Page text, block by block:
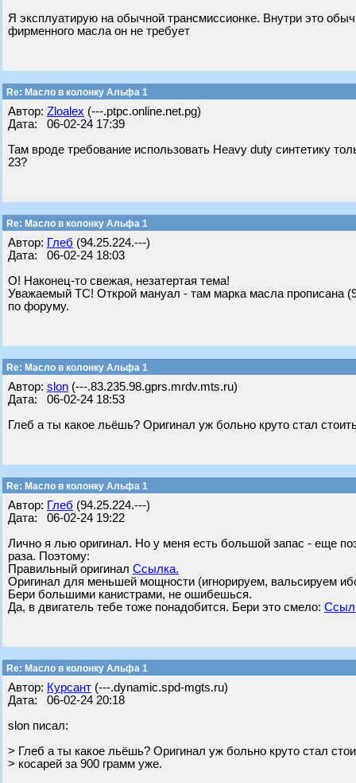
Я эксплуатирую на обычной трансмиссионке. Внутри это
фирменного масла он не требует
Re: Масло в колонку Альфа 1
Автор: Zloalex (---.ptpc.online.net.pg)
Дата: 06-02-24 17:39
Там вроде требование использовать Heavy duty синтетику
23?
Re: Масло в колонку Альфа 1
Автор: Глеб (94.25.224.---)
Дата: 06-02-24 18:03
О! Наконец-то свежая, незатертая тема!
Уважаемый ТС! Открой мануал - там марка масла прописана
по форуму.
Re: Масло в колонку Альфа 1
Автор: slon (---.83.235.98.gprs.mrdv.mts.ru)
Дата: 06-02-24 18:53
Глеб а ты какое льёшь? Оригинал уж больно круто стал
Re: Масло в колонку Альфа 1
Автор: Глеб (94.25.224.---)
Дата: 06-02-24 19:22
Лично я лью оригинал. Но у меня есть большой запас - еще
раза. Поэтому:
Правильный оригинал Ссылка.
Оригинал для меньшей мощности (игнорируем, вальсируем
Бери большими канистрами, не ошибешься.
Да, в двигатель тебе тоже понадобится. Бери это смело:
Re: Масло в колонку Альфа 1
Автор: Курсант (---.dynamic.spd-mgts.ru)
Дата: 06-02-24 20:18
slon писал:
> Глеб а ты какое льёшь? Оригинал уж больно круто стал
> косарей за 900 грамм уже.